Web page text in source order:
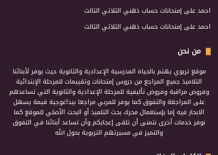
احمدعلى إمتحانات حساب ذهني الثلاثي الثالث
احمدعلى إمتحانات حساب ذهني الثلاثي الثالث
من نحن
موقع تربوي يهتم بالحياة المدرسية الإعدادية والثانوية حيث يوفر لأبنائنا
التلاميذ جميع المراجع من دروس إمتحانات وتقييمات للمرحلة الإبتدائية
وفروض مراقبة وفروض تأليفية للمرحلة الإعدادية والثانوية التي تساعدهم
على المراجعة والتفوق كما يوفر للمربي مراجعا بيداغوجية قيمة يسهل
الابحار فيه إما بإستعمال محرك بحث التلميذ أو البحث الأصلي للموقع كما
نوفر خدمات أخرى نتمنى أن تلقى إعجابكم وأن تساعد أبنائنا في التفوق
والتميز في مسيرتهم التربوية بحول الله